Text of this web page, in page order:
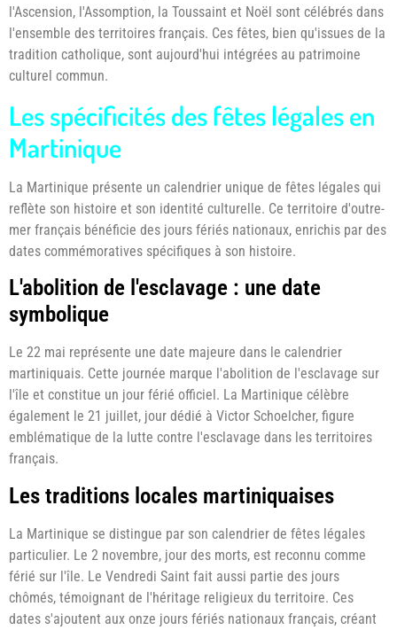
l'Ascension, l'Assomption, la Toussaint et Noël sont célébrés dans
l'ensemble des territoires français. Ces fêtes, bien qu'issues de la
tradition catholique, sont aujourd'hui intégrées au patrimoine
culturel commun.
Les spécificités des fêtes légales en
Martinique
La Martinique présente un calendrier unique de fêtes légales qui
reflète son histoire et son identité culturelle. Ce territoire d'outre-
mer français bénéficie des jours fériés nationaux, enrichis par des
dates commémoratives spécifiques à son histoire.
L'abolition de l'esclavage : une date
symbolique
Le 22 mai représente une date majeure dans le calendrier
martiniquais. Cette journée marque l'abolition de l'esclavage sur
l'île et constitue un jour férié officiel. La Martinique célèbre
également le 21 juillet, jour dédié à Victor Schoelcher, figure
emblématique de la lutte contre l'esclavage dans les territoires
français.
Les traditions locales martiniquaises
La Martinique se distingue par son calendrier de fêtes légales
particulier. Le 2 novembre, jour des morts, est reconnu comme
férié sur l'île. Le Vendredi Saint fait aussi partie des jours
chômés, témoignant de l'héritage religieux du territoire. Ces
dates s'ajoutent aux onze jours fériés nationaux français, créant